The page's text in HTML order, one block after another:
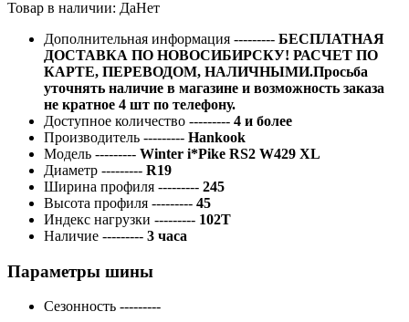
Товар в наличии: ДаНет
Дополнительная информация --------- БЕСПЛАТНАЯ
ДОСТАВКА ПО НОВОСИБИРСКУ! РАСЧЕТ ПО
КАРТЕ, ПЕРЕВОДОМ, НАЛИЧНЫМИ.Просьба
уточнять наличие в магазине и возможность заказа
не кратное 4 шт по телефону.
Доступное количество --------- 4 и более
Производитель --------- Hankook
Модель --------- Winter i*Pike RS2 W429 XL
Диаметр --------- R19
Ширина профиля --------- 245
Высота профиля --------- 45
Индекс нагрузки --------- 102T
Наличие --------- 3 часа
Параметры шины
Сезонность ---------